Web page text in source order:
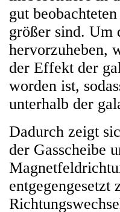
gut
größer sind. Um
hervorzuheben,
der Effekt der
worden ist,
unterhalb der
Dadurch zeigt
der Gasscheibe
entgegengesetzt